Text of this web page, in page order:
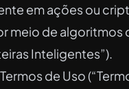
em ações ou
meio de
Inteligentes”).
de Uso